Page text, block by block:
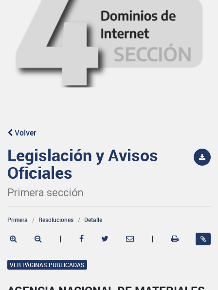
Volver
Legislación y Avisos
Oficiales
Primera sección
Primera Resoluciones Detalle
| |
VER PÁGINAS PUBLICADAS